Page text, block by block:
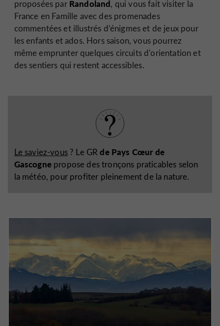
proposées par Randoland, qui vous fait visiter la
France en Famille avec des promenades
commentées et illustrés d’énigmes et de jeux pour
les enfants et ados. Hors saison, vous pourrez
même emprunter quelques circuits d'orientation et
des sentiers qui restent accessibles.
Le saviez-vous? Le GRde Pays Cœur de
Gascognepropose des tronçons praticables selon
la météo, pour profiter pleinement de la nature.